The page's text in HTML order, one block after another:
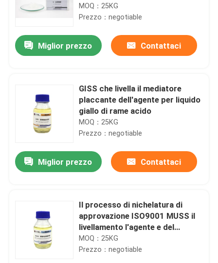
MOQ：25KG
Prezzo：negotiable
Miglior prezzo Contattaci
GISS che livella il mediatore
placcante dell'agente per liquido
giallo di rame acido
MOQ：25KG
Prezzo：negotiable
Miglior prezzo Contattaci
Il processo di nichelatura di
approvazione ISO9001 MUSS il
livellamento l'agente e del
proiettore
MOQ：25KG
Prezzo：negotiable